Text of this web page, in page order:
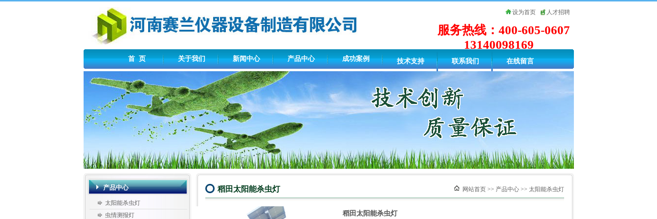
设为首页 人才招聘
服务热线：400-605-0607
13140098169
首 页 关于我们 新闻中心 产品中心 成功案例 技术支持 联系我们 在线留言
产品中心
太阳能杀虫灯
虫情测报灯
稻田太阳能杀虫灯 网站首页 >> 产品中心 >>太阳能杀虫灯
稻田太阳能杀虫灯